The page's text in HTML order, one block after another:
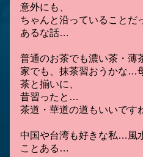
意外にも、
ちゃんと沿っていることだ
あるな話…
普通のお茶でも濃い茶・薄
家でも、抹茶習おうかな…
茶と揃いに、
昔習ったと…
茶道・華道の道もいいです
中国や台湾も好きな私…風
ことある…